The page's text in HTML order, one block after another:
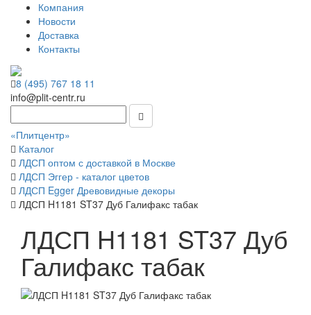
Компания
Новости
Доставка
Контакты
8 (495) 767 18 11
info@plit-centr.ru
«Плитцентр»
Каталог
ЛДСП оптом с доставкой в Москве
ЛДСП Эггер - каталог цветов
ЛДСП Egger Древовидные декоры
ЛДСП H1181 ST37 Дуб Галифакс табак
ЛДСП H1181 ST37 Дуб
Галифакс табак